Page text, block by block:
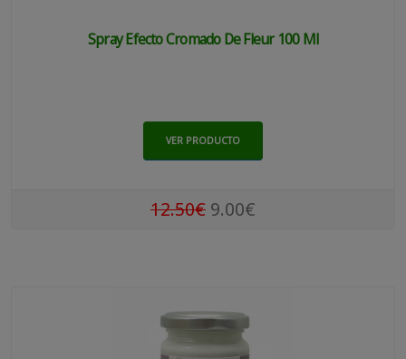
Spray Efecto Cromado De Fleur 100 Ml
VER PRODUCTO
12.50€ 9.00€